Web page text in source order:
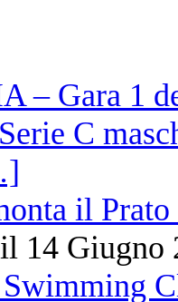
il Prato
14 Giugno